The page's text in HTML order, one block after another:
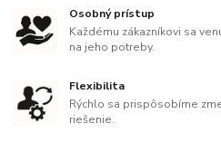
Osobný prístup
Každému zákazníkovi sa
na jeho potreby.
Flexibilita
Rýchlo sa prispôsobíme
riešenie.